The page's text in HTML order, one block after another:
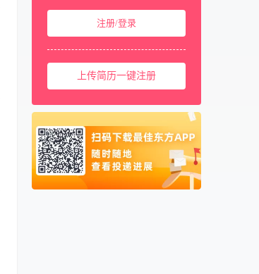
注册/登录
上传简历一键注册
中国澳门 00853
西班牙
泰国 0066
柬埔寨 00855
00971